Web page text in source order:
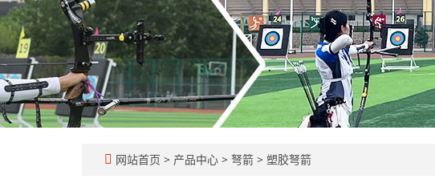
网站首页 > 产品中心 > 弩箭 > 塑胶弩箭